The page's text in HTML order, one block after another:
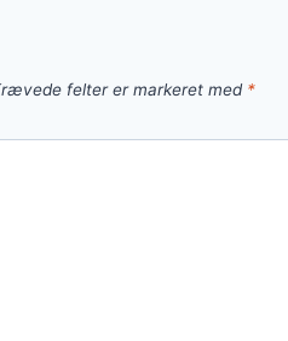
felter er markeret med *